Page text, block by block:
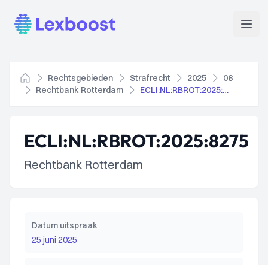
Lexboost
Home
Rechtsgebieden Strafrecht 2025
06
Rechtbank Rotterdam
ECLI:NL:RBROT:2025:8275
ECLI:NL:RBROT:2025:8275
Rechtbank Rotterdam
Datum uitspraak
25 juni 2025